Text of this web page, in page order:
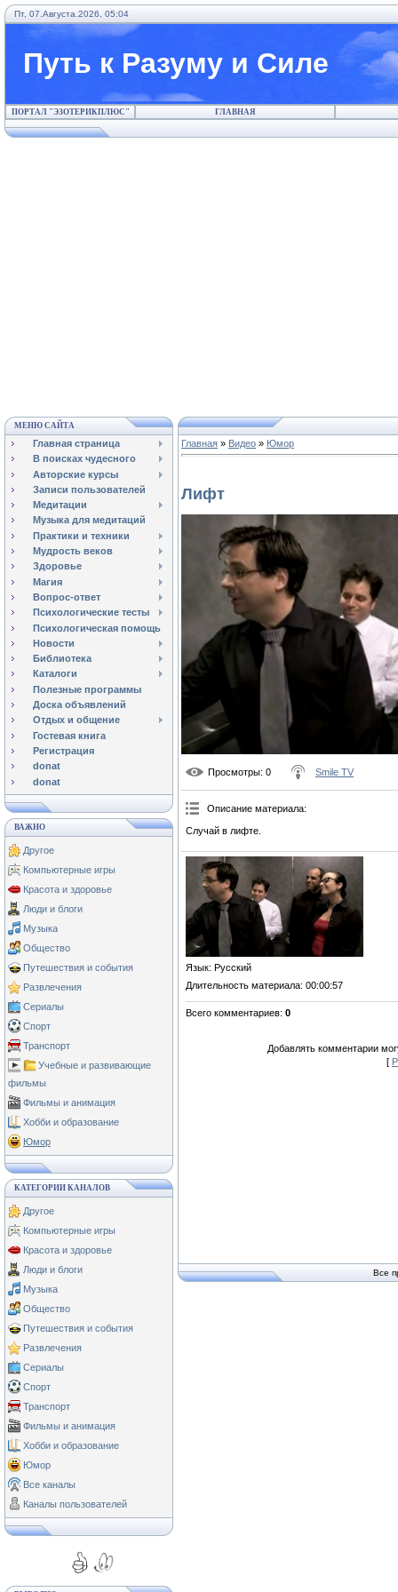
Пт, 07.Августа.2026, 05:04
Путь к Разуму и Силе
ПОРТАЛ "ЭЗОТЕРИКПЛЮС" ГЛАВНАЯ
МЕНЮ САЙТА
Главная страница
В поисках чудесного
Авторские курсы
Записи пользователей
Медитации
Музыка для медитаций
Практики и техники
Мудрость веков
Здоровье
Магия
Вопрос-ответ
Психологические тесты
Психологическая помощь
Новости
Библиотека
Каталоги
Полезные программы
Доска объявлений
Отдых и общение
Гостевая книга
Регистрация
donat
donat
ВАЖНО
Другое
Компьютерные игры
Красота и здоровье
Люди и блоги
Музыка
Общество
Путешествия и события
Развлечения
Сериалы
Спорт
Транспорт
Учебные и развивающие
фильмы
Фильмы и анимация
Хобби и образование
Юмор
КАТЕГОРИИ КАНАЛОВ
Другое
Компьютерные игры
Красота и здоровье
Люди и блоги
Музыка
Общество
Путешествия и события
Развлечения
Сериалы
Спорт
Транспорт
Фильмы и анимация
Хобби и образование
Юмор
Все каналы
Каналы пользователей
Главная » Видео » Юмор
Лифт
Просмотры: 0 Smile TV
Описание материала:
Случай в лифте.
Язык: Русский
Длительность материала: 00:00:57
Всего комментариев: 0
Добавлять комментарии
[
Все